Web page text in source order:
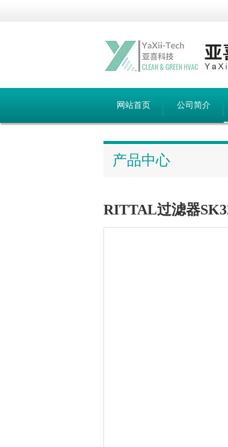
网站首页 公司简介
产品中心
RITTAL过滤器